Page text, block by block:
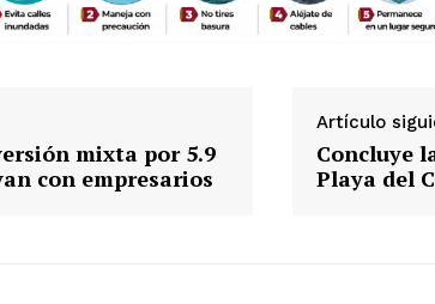
mixta por 5.9
con empresarios
Artículo
Concluye
Playa del